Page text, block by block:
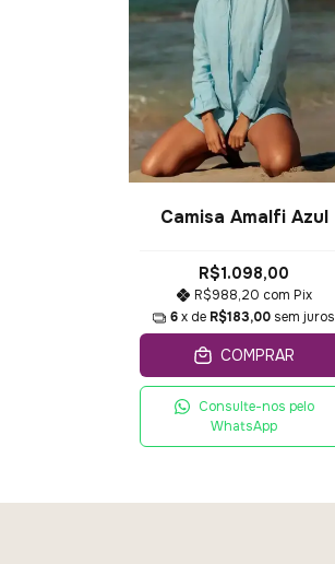
Camisa Amalfi Azul
R$1.098,00
R$988,20 com Pix
6x de R$183,00 sem juros
COMPRAR
Consulte-nos pelo
WhatsApp